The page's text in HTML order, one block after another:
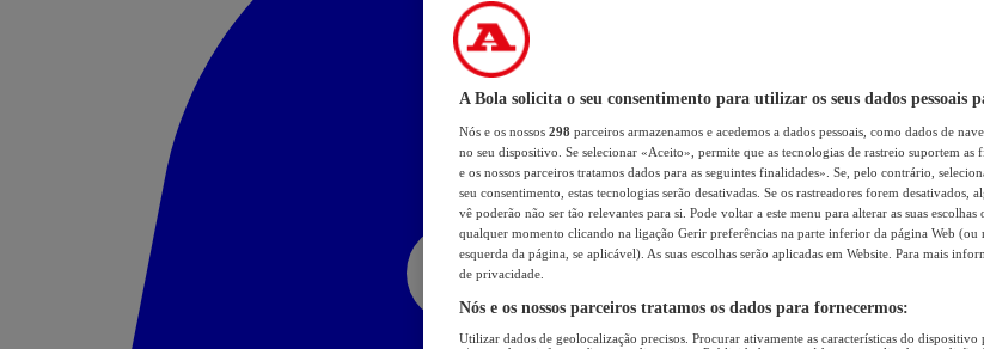
A Bola solicita o seu consentimento para utilizar os seus dados pessoais
Nós e os nossos 298 parceiros armazenamos e acedemos a dados pessoais, como dados de
no seu dispositivo. Se selecionar «Aceito», permite que as tecnologias de rastreio suportem as
e os nossos parceiros tratamos dados para as seguintes finalidades». Se, pelo contrário,
seu consentimento, estas tecnologias serão desativadas. Se os rastreadores forem desativados,
vê poderão não ser tão relevantes para si. Pode voltar a este menu para alterar as suas
qualquer momento clicando na ligação Gerir preferências na parte inferior da página Web
esquerda da página, se aplicável). As suas escolhas serão aplicadas em Website. Para mais
de privacidade.
Nós e os nossos parceiros tratamos os dados para fornecermos:
Utilizar dados de geolocalização precisos. Procurar ativamente as características do